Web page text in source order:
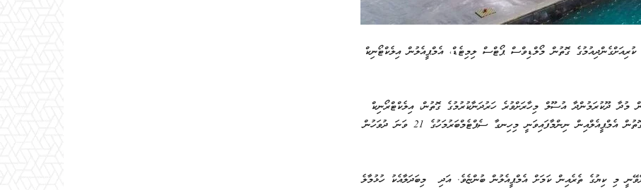
ގޮތުން މޯލްޑިވްސް ޕޯޓްސް ލިމިޓެޑް، އެމްޕީއެލުން އިލެކްޓޯނިކް
މުދާ ދޫކުރަމުންދާ އުސޫލް މިހާރަށްވުރެ ހަރުދަނާކުރުމުގެ ގޮތުން، އިލެކްޓްރޯނިކް
ވެހިކަލް ކިޔުއެއް ގާއިމްކުރުމަށް މަސައްކަތްކުރަމުންދާކަމަށެވެ. އެގޮތުން އެމްޕީއެލްއިން ނިންމާފައިވަނީ މިހިނގާ ސެޕްޓެމްބަރުމަހުގެ 21 ވަނަ ދުވަހުން
މި ކިޔުގެ ތެރެއިން ކަމަށް އެމްޕީއެލުން ބުންޏެވެ. އަދި މިބަދަލާއެކު ހުޅުމާލެ